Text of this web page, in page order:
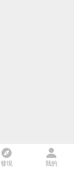
發現 我的